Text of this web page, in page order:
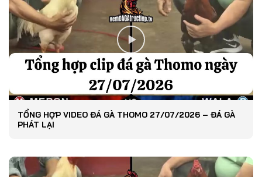
TỔNG HỢP VIDEO ĐÁ GÀ THOMO 27/07/2026 – ĐÁ GÀ
PHÁT LẠI